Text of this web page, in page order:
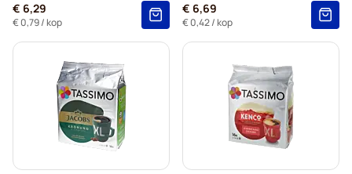
€ 6,29
€ 0,79/ kop
€ 6,69
€ 0,42/ kop